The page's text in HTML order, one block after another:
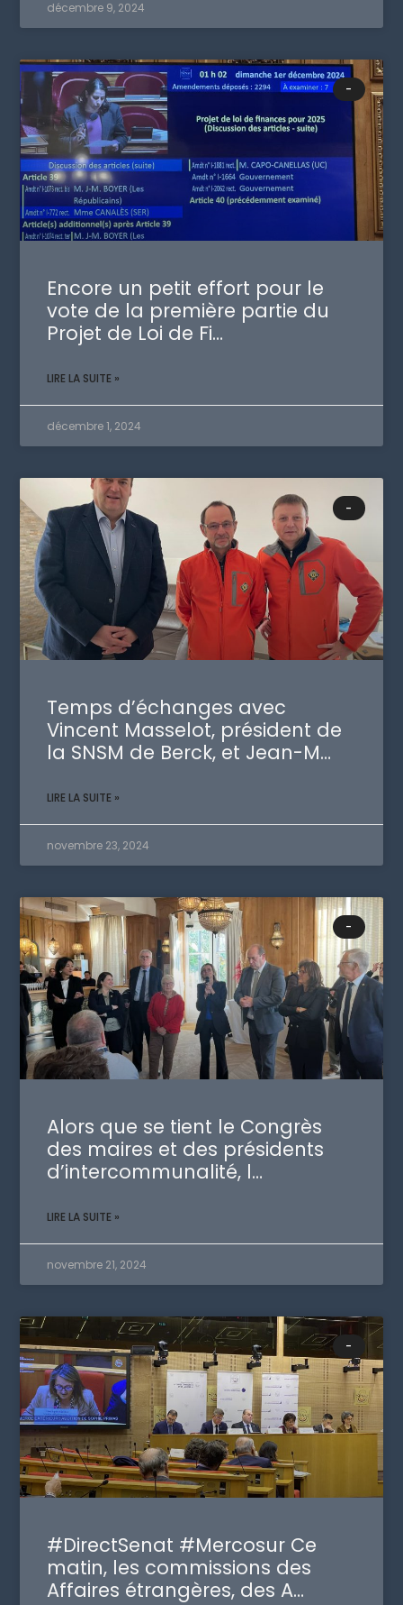
décembre 9, 2024
-
Encore un petit effort pour le
vote de la première partie du
Projet de Loi de Fi…
LIRE LA SUITE »
décembre 1, 2024
-
Temps d’échanges avec
Vincent Masselot, président de
la SNSM de Berck, et Jean-M…
LIRE LA SUITE »
novembre 23, 2024
-
Alors que se tient le Congrès
des maires et des présidents
d’intercommunalité, l…
LIRE LA SUITE »
novembre 21, 2024
-
#DirectSenat #Mercosur Ce
matin, les commissions des
Affaires étrangères, des A…